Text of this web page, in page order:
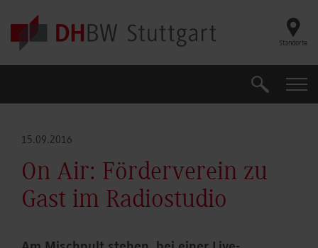
Skip to main content
Standorte
Suche
15.09.2016
On Air: Förderverein zu
Gast im Radiostudio